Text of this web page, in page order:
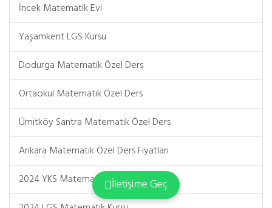
İncek Matematik Evi
Yaşamkent LGS Kursu
Dodurga Matematik Özel Ders
Ortaokul Matematik Özel Ders
Ümitköy Santra Matematik Özel Ders
Ankara Matematik Özel Ders Fiyatları
2024 YKS Matematik Kursuİletişime Geç